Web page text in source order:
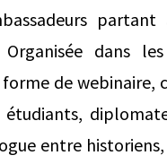
dans
de
entre